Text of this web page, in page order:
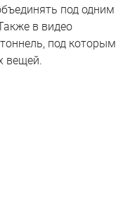
под одним
в видео
под которым
вещей.